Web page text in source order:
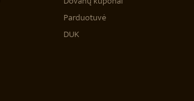
Parduotuvė
DUK